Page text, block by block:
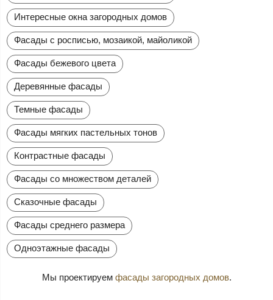
Интересные окна загородных домов
Фасады с росписью, мозаикой, майоликой
Фасады бежевого цвета
Деревянные фасады
Темные фасады
Фасады мягких пастельных тонов
Контрастные фасады
Фасады со множеством деталей
Сказочные фасады
Фасады среднего размера
Одноэтажные фасады
Мы проектируем фасады загородных домов.